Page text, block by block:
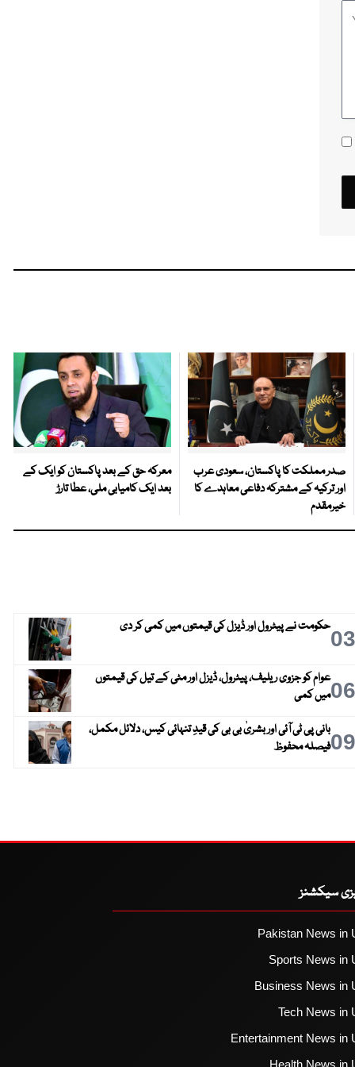
صدر مملکت کا پاکستان، سعودی عرب
اور ترکیہ کے مشترکہ دفاعی معاہدے کا
خیرمقدم
معرکہ حق کے بعد پاکستان کو ایک کے
بعد ایک کامیابی ملی، عطا تارڑ
03حکومت نے پیٹرول اور ڈیزل کی قیمتوں میں کمی کر دی
06عوام کو جزوی ریلیف، پیٹرول، ڈیزل اور مٹی کے تیل کی قیمتوں
میں کمی
09بانی پی ٹی آئی اور بشریٰ بی بی کی قیدِ تنہائی کیس، دلائل مکمل،
فیصلہ محفوظ
سیکشنز
Pakistan News in
Sports News in
Business News in
Tech News in
Entertainment News in